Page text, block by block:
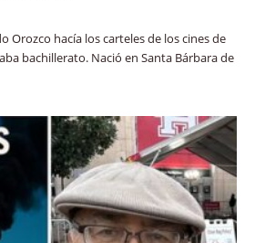
Orozco hacía los carteles de los cines de
bachillerato. Nació en Santa Bárbara de